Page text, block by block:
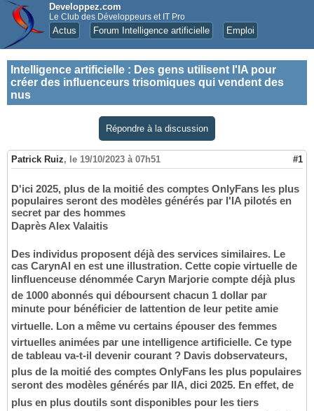
Developpez.com
Le Club des Développeurs et IT Pro
Actus Forum Intelligence artificielle Emploi
Intelligence artificielle : Des gens utilisent l'IA pour
créer des influenceurs trisomiques qui vendent des
nus
Répondre à la discussion
Patrick Ruiz, le 19/10/2023 à 07h51 #1
D'ici 2025, plus de la moitié des comptes OnlyFans les plus
populaires seront des modèles générés par l'IA pilotés en
secret par des hommes
Daprès Alex Valaitis
Des individus proposent déjà des services similaires. Le
cas CarynAI en est une illustration. Cette copie virtuelle de
linfluenceuse dénommée Caryn Marjorie compte déjà plus
de 1000 abonnés qui déboursent chacun 1 dollar par
minute pour bénéficier de lattention de leur petite amie
virtuelle. Lon a même vu certains épouser des femmes
virtuelles animées par une intelligence artificielle. Ce type
de tableau va-t-il devenir courant ? Davis dobservateurs,
plus de la moitié des comptes OnlyFans les plus populaires
seront des modèles générés par lIA, dici 2025. En effet, de
plus en plus doutils sont disponibles pour les tiers